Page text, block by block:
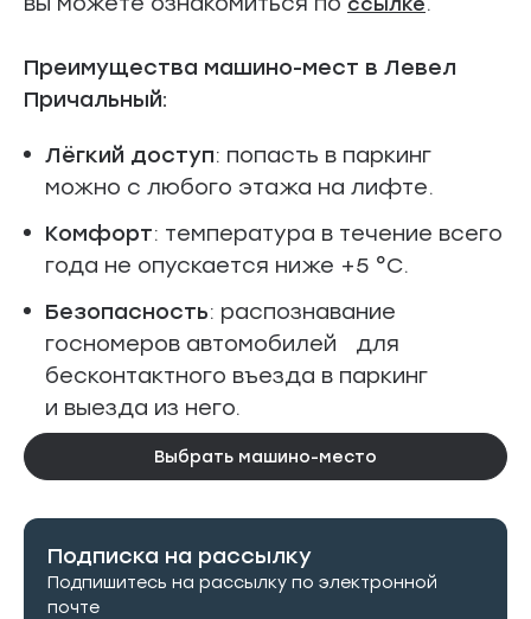
Преимущества машино-мест в Левел
Причальный:
Лёгкий доступ: попасть в паркинг
можно с любого этажа на лифте.
Комфорт: температура в течение всего
года не опускается ниже +5 °C.
Безопасность: распознавание
госномеров автомобилей для
бесконтактного въезда в паркинг
и выезда из него.
Выбрать машино-место
Подписка на рассылку
Подпишитесь на рассылку по электронной
почте